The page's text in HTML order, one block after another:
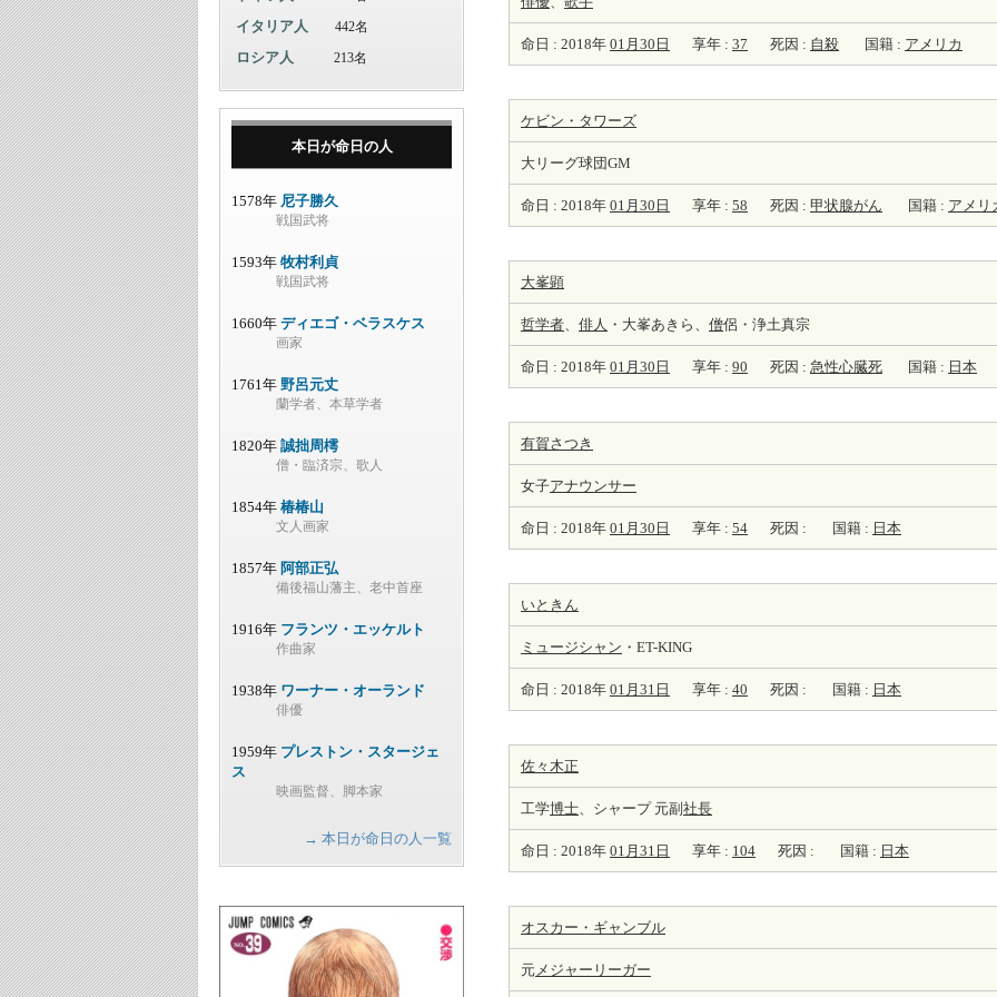
命日 : 2018年 01月30日 享年 : 37 死因 : 自殺 国籍 : アメリカ
ケビン・タワーズ
大リーグ球団GM
命日 : 2018年 01月30日 享年 : 58 死因 : 甲状腺がん 国籍 : アメリ
大峯顕
哲学者、 俳人 ・大峯あきら、 僧侶・浄土真宗
命日 : 2018年 01月30日 享年 : 90 死因 : 急性心臓死 国籍 : 日本
有賀さつき
女子アナウンサー
命日 : 2018年 01月30日 享年 : 54 死因 : 国籍 : 日本
いときん
ミュージシャン ・ET-KING
命日 : 2018年 01月31日 享年 : 40 死因 : 国籍 : 日本
佐々木正
工学博士、シャープ 元副 社長
命日 : 2018年 01月31日 享年 : 104 死因 : 国籍 : 日本
オスカー・ギャンブル
元メジャーリーガー
イタリア人 442名
ロシア人 213名
本日が命日の人
1578年 尼子勝久
戦国武将
1593年 牧村利貞
戦国武将
1660年 ディエゴ・ベラスケス
画家
1761年 野呂元丈
蘭学者、本草学者
1820年 誠拙周樗
僧・臨済宗、歌人
1854年 椿椿山
文人画家
1857年 阿部正弘
備後福山藩主、老中首座
1916年 フランツ・エッケルト
作曲家
1938年 ワーナー・オーランド
俳優
1959年 プレストン・スタージェ
ス
映画監督、脚本家
→ 本日が命日の人一覧